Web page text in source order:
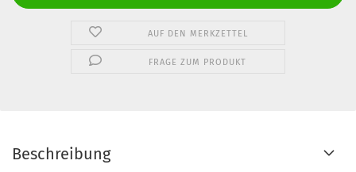
AUF DEN MERKZETTEL
FRAGE ZUM PRODUKT
Beschreibung